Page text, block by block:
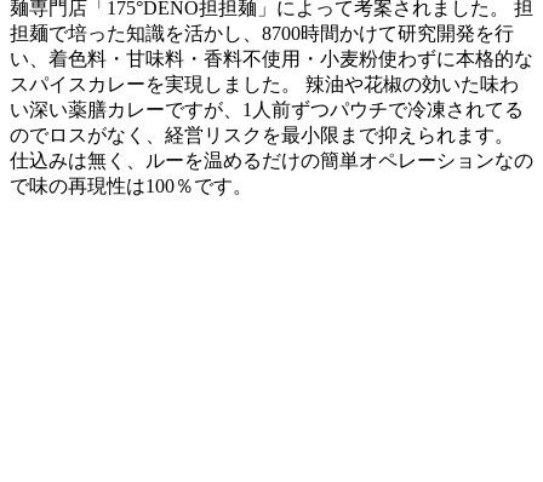
麺専門店「175°DENO担担麺」によって考案されました。 担
担麺で培った知識を活かし、8700時間かけて研究開発を行
い、着色料・甘味料・香料不使用・小麦粉使わずに本格的な
スパイスカレーを実現しました。 辣油や花椒の効いた味わ
い深い薬膳カレーですが、1人前ずつパウチで冷凍されてる
のでロスがなく、経営リスクを最小限まで抑えられます。
仕込みは無く、ルーを温めるだけの簡単オペレーションなの
で味の再現性は100％です。